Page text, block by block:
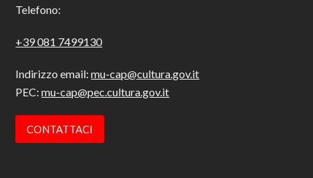
Telefono:
+39 081 7499130
Indirizzo email:mu-cap@cultura.gov.it
PEC:mu-cap@pec.cultura.gov.it
CONTATTACI